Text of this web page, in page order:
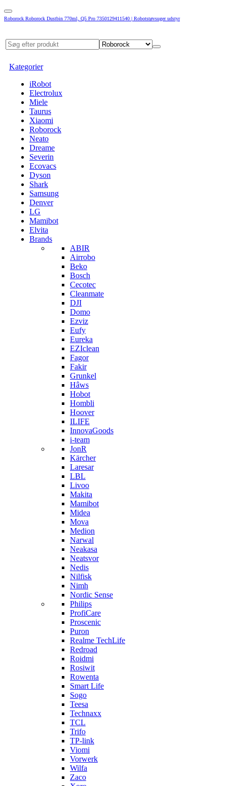
Roborock Roborock Dustbin 770ml, Q5 Pro 7350129411540 | Robotstøvsuger udstyr
Kategorier
iRobot
Electrolux
Miele
Taurus
Xiaomi
Roborock
Neato
Dreame
Severin
Ecovacs
Dyson
Shark
Samsung
Denver
LG
Mamibot
Elvita
Brands
ABIR
Airrobo
Beko
Bosch
Cecotec
Cleanmate
DJI
Domo
Ezviz
Eufy
Eureka
EZIclean
Fagor
Fakir
Grunkel
Hâws
Hobot
Hombli
Hoover
ILIFE
InnovaGoods
i-team
JonR
Kärcher
Laresar
LBL
Livoo
Makita
Mamibot
Midea
Mova
Medion
Narwal
Neakasa
Neatsvor
Nedis
Nilfisk
Nimh
Nordic Sense
Philips
ProfiCare
Proscenic
Puron
Realme TechLife
Redroad
Roidmi
Rosiwit
Rowenta
Smart Life
Sogo
Teesa
Technaxx
TCL
Trifo
TP-link
Viomi
Vorwerk
Wilfa
Zaco